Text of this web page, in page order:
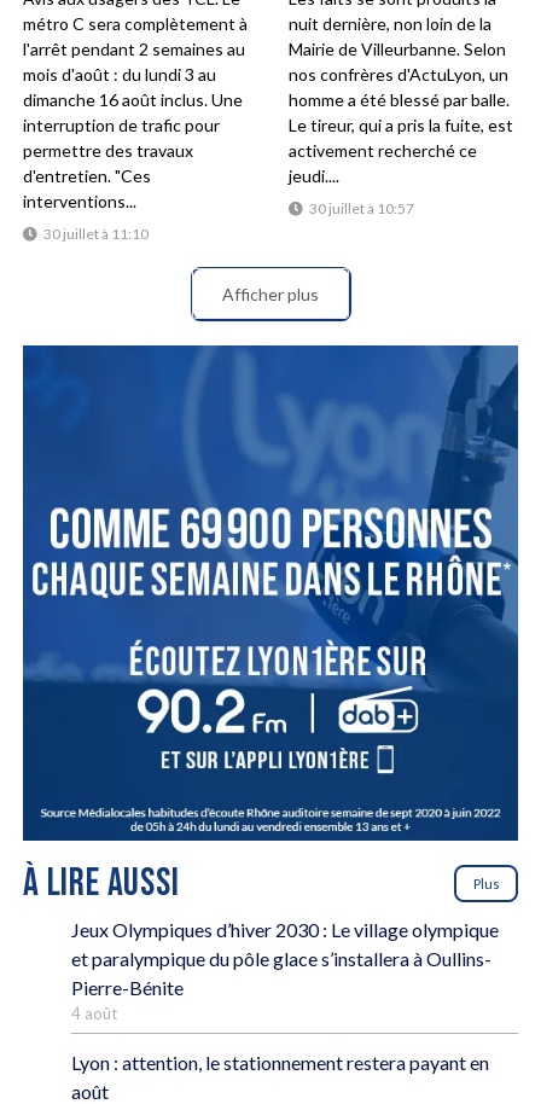
30 juillet à 11:10
métro C sera complètement à
l'arrêt pendant 2 semaines au
mois d'août : du lundi 3 au
dimanche 16 août inclus. Une
interruption de trafic pour
permettre des travaux
d'entretien. "Ces
interventions...
30 juillet à 10:57
nuit dernière, non loin de la
Mairie de Villeurbanne. Selon
nos confrères d'ActuLyon, un
homme a été blessé par balle.
Le tireur, qui a pris la fuite, est
activement recherché ce
jeudi....
Afficher plus
À LIRE AUSSI Plus
Jeux Olympiques d’hiver 2030 : Le village olympique
et paralympique du pôle glace s’installera à Oullins-
Pierre-Bénite
4 août
Lyon : attention, le stationnement restera payant en
août